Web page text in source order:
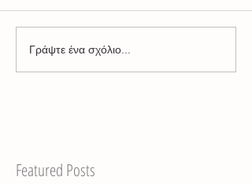
Γράψτε ένα σχόλιο...
Featured Posts